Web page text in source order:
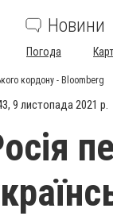
Новини
Погода
кордону - Bloomberg
9 листопада 2021 р.